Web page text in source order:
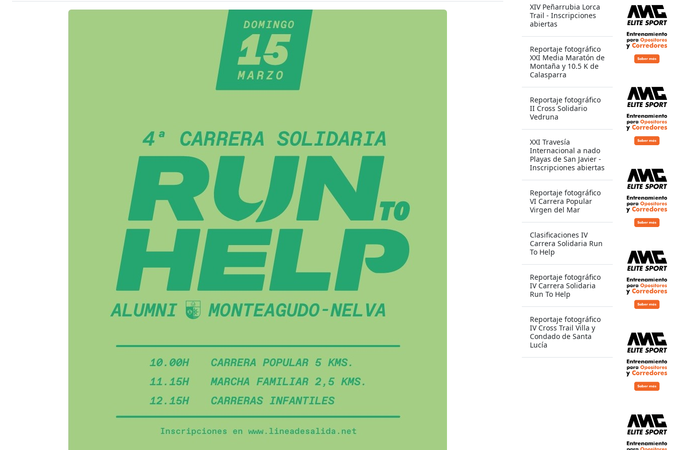
XIV Peñarrubia Lorca
Trail - Inscripciones
abiertas
Reportaje fotográfico
XXI Media Maratón de
Montaña y 10.5 K de
Calasparra
Reportaje fotográfico
II Cross Solidario
Vedruna
XXI Travesía
Internacional a nado
Playas de San Javier -
Inscripciones abiertas
Reportaje fotográfico
VI Carrera Popular
Virgen del Mar
Clasificaciones IV
Carrera Solidaria Run
To Help
Reportaje fotográfico
IV Carrera Solidaria
Run To Help
Reportaje fotográfico
IV Cross Trail Villa y
Condado de Santa
Lucía